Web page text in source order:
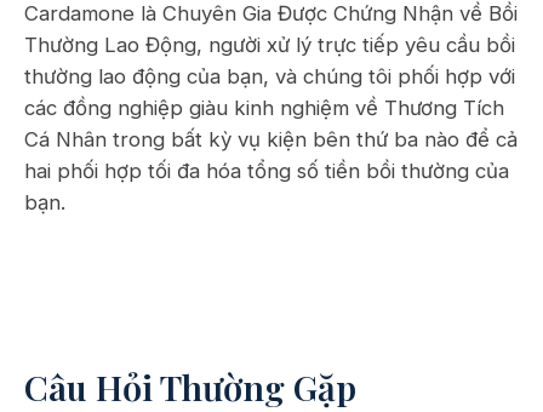
Cardamone là Chuyên Gia Được Chứng Nhận về Bồi
Thường Lao Động, người xử lý trực tiếp yêu cầu bồi
thường lao động của bạn, và chúng tôi phối hợp với
các đồng nghiệp giàu kinh nghiệm về Thương Tích
Cá Nhân trong bất kỳ vụ kiện bên thứ ba nào để cả
hai phối hợp tối đa hóa tổng số tiền bồi thường của
bạn.
Câu Hỏi Thường Gặp